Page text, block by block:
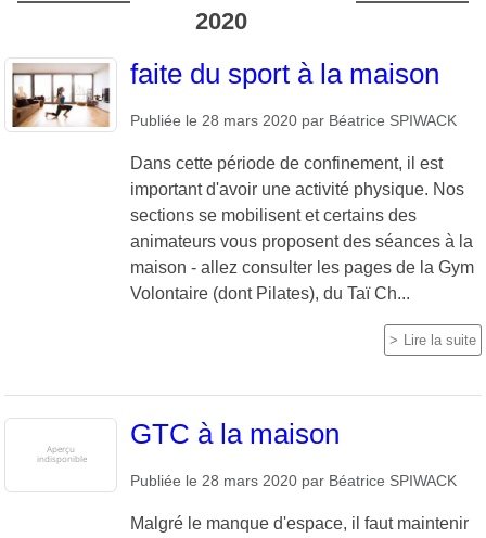
2020
faite du sport à la maison
Publiée le 28 mars 2020 par Béatrice SPIWACK
Dans cette période de confinement, il est
important d'avoir une activité physique. Nos
sections se mobilisent et certains des
animateurs vous proposent des séances à la
maison - allez consulter les pages de la Gym
Volontaire (dont Pilates), du Taï Ch...
Lire la suite
GTC à la maison
Publiée le 28 mars 2020 par Béatrice SPIWACK
Malgré le manque d'espace, il faut maintenir